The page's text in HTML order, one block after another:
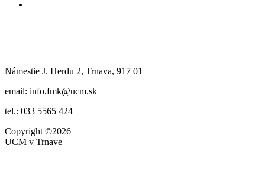
Námestie J. Herdu 2, Trnava, 917 01
email: info.fmk@ucm.sk
tel.: 033 5565 424
Copyright ©2026
UCM v Trnave